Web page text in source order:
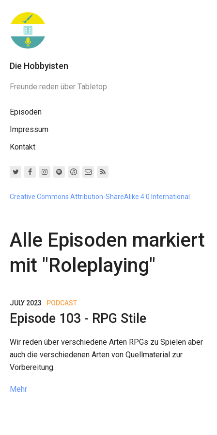
Die Hobbyisten
Freunde reden über Tabletop
Episoden
Impressum
Kontakt
Creative Commons Attribution-ShareAlike 4.0 International
Alle Episoden markiert
mit "Roleplaying"
JULY 2023 PODCAST
Episode 103 - RPG Stile
Wir reden über verschiedene Arten RPGs zu Spielen aber
auch die verschiedenen Arten von Quellmaterial zur
Vorbereitung.
Mehr